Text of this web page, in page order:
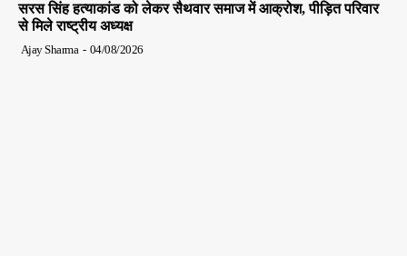
सरस सिंह हत्याकांड को लेकर सैथवार समाज में आक्रोश, पीड़ित परिवार
से मिले राष्ट्रीय अध्यक्ष
Ajay Sharma - 04/08/2026